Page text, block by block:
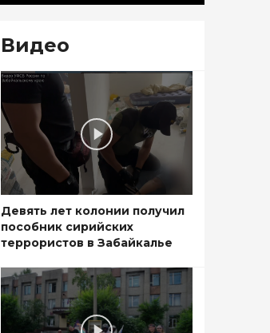
Видео
Девять лет колонии получил
пособник сирийских
террористов в Забайкалье